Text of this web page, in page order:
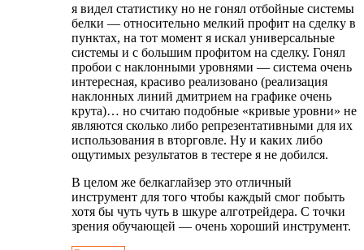
я видел статистику но не гонял отбойные системы
белки — относительно мелкий профит на сделку в
пунктах, на тот момент я искал универсальные
системы и с большим профитом на сделку. Гонял
пробои с наклонными уровнями — система очень
интересная, красиво реализовано (реализация
наклонных линий дмитрием на графике очень
крута)… но считаю подобные «кривые уровни» не
являются сколько либо репрезентативными для их
использования в вторговле. Ну и каких либо
ощутимых результатов в тестере я не добился.
В целом же белкаглайзер это отличный
инструмент для того чтобы каждый смог побыть
хотя бы чуть чуть в шкуре алготрейдера. С точки
зрения обучающей — очень хороший инструмент.